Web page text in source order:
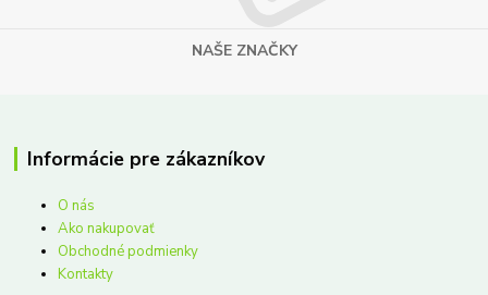
NAŠE ZNAČKY
Informácie pre zákazníkov
O nás
Ako nakupovať
Obchodné podmienky
Kontakty